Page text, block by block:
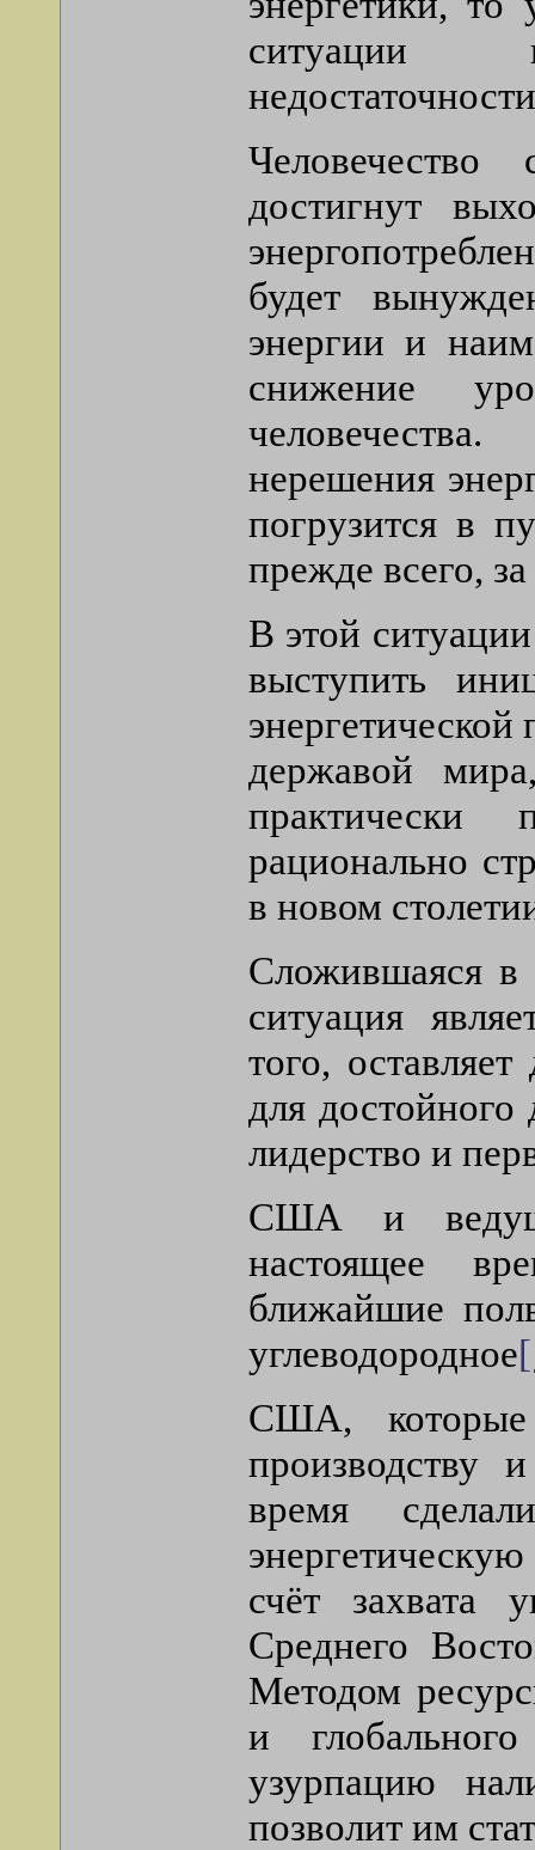
ситуации
достигнут
будет
энергии и
снижение
нерешения
погрузится в
прежде всего,
В этой
выступить
энергетической
державой
рационально
в новом
Сложившаяся в
ситуация
того,
для достойного
лидерство и
США и
настоящее
ближайшие
углеводородное
США, которые
производству
время
счёт захвата
Среднего
Методом
и
узурпацию
позволит им